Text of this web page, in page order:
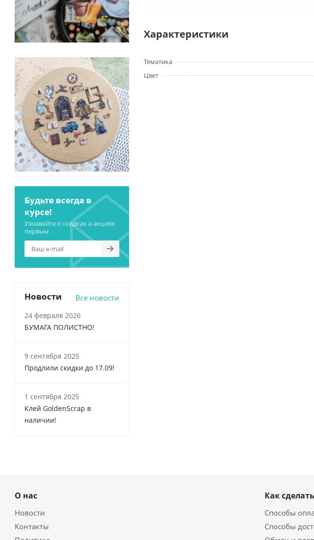
Характеристики
Тематика
Цвет
Будьте всегда в
курсе!
Узнавайте о скидках и акциях
первым
Новости Все новости
24 февраля 2026
БУМАГА ПОЛИСТНО!
9 сентября 2025
Продлили скидки до 17.09!
1 сентября 2025
Клей GoldenScrap в
наличии!
О нас
Новости
Контакты
Как
Способы
Способы